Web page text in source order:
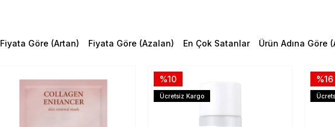
Fiyata Göre (Artan) Fiyata Göre (Azalan) En Çok Satanlar Ürün Adına Göre
%10
Ücretsiz Kargo
%16